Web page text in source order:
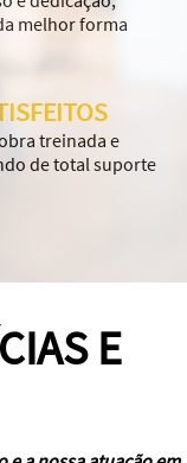
melhor forma
treinada e
de total suporte
E